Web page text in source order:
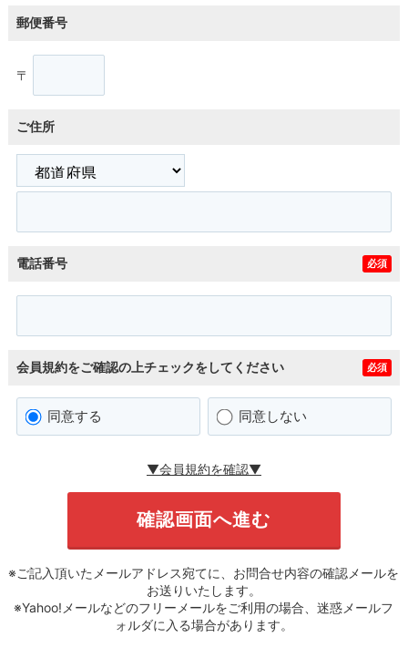
郵便番号
〒
ご住所
電話番号 必須
会員規約をご確認の上チェックをしてください 必須
同意する 同意しない
▼会員規約を確認▼
※ご記入頂いたメールアドレス宛てに、お問合せ内容の確認メールを
お送りいたします。
※Yahoo!メールなどのフリーメールをご利用の場合、迷惑メールフ
ォルダに入る場合があります。